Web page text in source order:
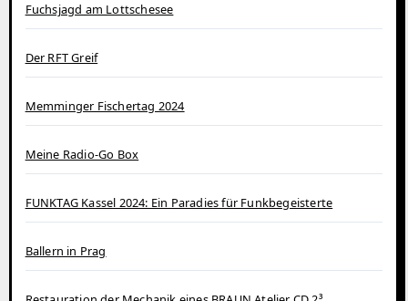
Fuchsjagd am Lottschesee
Der RFT Greif
Memminger Fischertag 2024
Meine Radio-Go Box
FUNKTAG Kassel 2024: Ein Paradies für Funkbegeisterte
Ballern in Prag